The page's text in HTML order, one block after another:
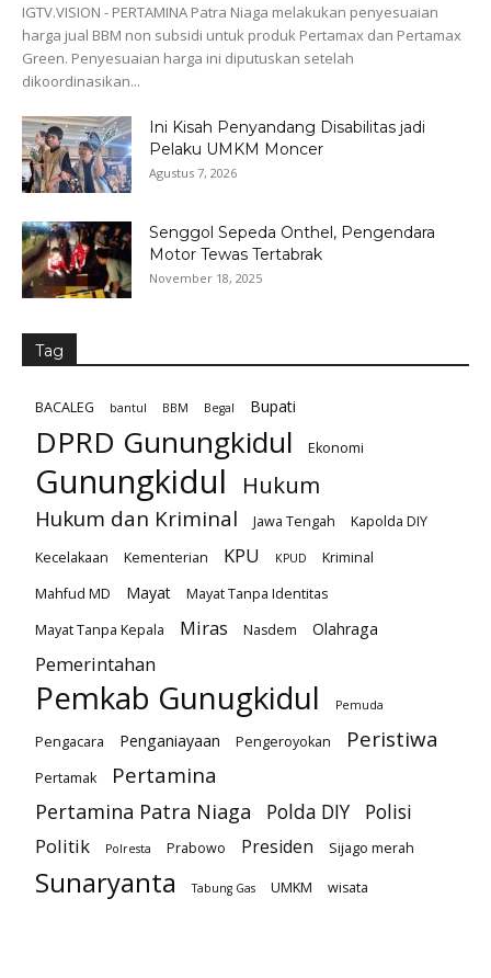
IGTV.VISION - PERTAMINA Patra Niaga melakukan penyesuaian
harga jual BBM non subsidi untuk produk Pertamax dan Pertamax
Green. Penyesuaian harga ini diputuskan setelah
dikoordinasikan...
Ini Kisah Penyandang Disabilitas jadi
Pelaku UMKM Moncer
Agustus 7, 2026
Senggol Sepeda Onthel, Pengendara
Motor Tewas Tertabrak
November 18, 2025
Tag
BACALEG bantul BBM Begal Bupati
DPRD Gunungkidul Ekonomi
Gunungkidul Hukum
Hukum dan Kriminal Jawa Tengah
Kapolda DIY
Kecelakaan
Kementerian KPU KPUD
Kriminal
Mahfud MD
Mayat
Mayat Tanpa Identitas
Mayat Tanpa Kepala
Miras Nasdem Olahraga
Pemerintahan
Pemkab Gunugkidul Pemuda
Pengacara Penganiayaan Pengeroyokan Peristiwa
Pertamak Pertamina
Pertamina Patra Niaga Polda DIY
Polisi
Politik
Polresta Prabowo Presiden Sijago merah
Sunaryanta Tabung Gas UMKM wisata